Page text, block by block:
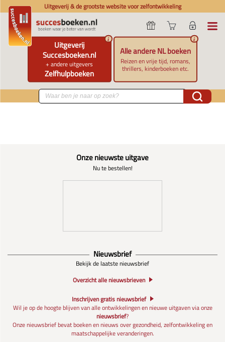
Uitgeverij & de grootste website voor zelfontwikkeling
Uitgeverij
Succesboeken.nl
+ andere uitgevers
Zelfhulpboeken
i
Alle andere NL boeken
Reizen en vrije tijd, romans,
thrillers, kinderboeken etc.
i
Onze nieuwste uitgave
Nu te bestellen!
Nieuwsbrief
Bekijk de laatste nieuwsbrief
Overzicht alle nieuwsbrieven
Inschrijven gratis nieuwsbrief
Wil je op de hoogte blijven van alle ontwikkelingen en nieuwe uitgaven via onze
nieuwsbrief?
Onze nieuwsbrief bevat boeken en nieuws over gezondheid, zelfontwikkeling en
maatschappelijke veranderingen.